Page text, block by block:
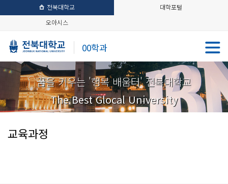
전북대학교
대학포털
오아시스
00학과
꿈을 키우는 '행복 배움터' 전북대학교
The Best Glocal University
교육과정